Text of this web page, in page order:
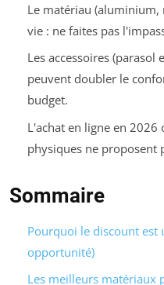
Le matériau (aluminium,
vie : ne faites pas
Les accessoires
peuvent doubler le
budget.
L'achat en ligne en 2026
physiques ne proposent
Sommaire
Pourquoi le discount
opportunité)
Les meilleurs matériaux